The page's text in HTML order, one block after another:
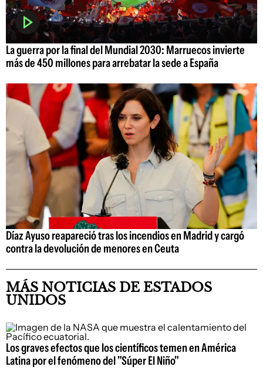
La guerra por la final del Mundial 2030: Marruecos invierte
más de 450 millones para arrebatar la sede a España
Díaz Ayuso reapareció tras los incendios en Madrid y cargó
contra la devolución de menores en Ceuta
MÁS NOTICIAS DE ESTADOS
UNIDOS
Los graves efectos que los científicos temen en América
Latina por el fenómeno del "Súper El Niño"